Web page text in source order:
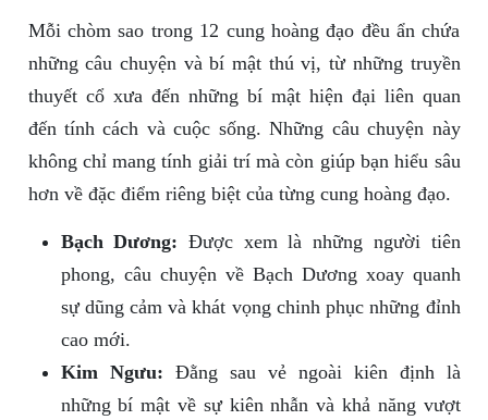
Mỗi chòm sao trong 12 cung hoàng đạo đều ẩn chứa
những câu chuyện và bí mật thú vị, từ những truyền
thuyết cổ xưa đến những bí mật hiện đại liên quan
đến tính cách và cuộc sống. Những câu chuyện này
không chỉ mang tính giải trí mà còn giúp bạn hiểu sâu
hơn về đặc điểm riêng biệt của từng cung hoàng đạo.
Bạch Dương: Được xem là những người tiên
phong, câu chuyện về Bạch Dương xoay quanh
sự dũng cảm và khát vọng chinh phục những đỉnh
cao mới.
Kim Ngưu: Đằng sau vẻ ngoài kiên định là
những bí mật về sự kiên nhẫn và khả năng vượt